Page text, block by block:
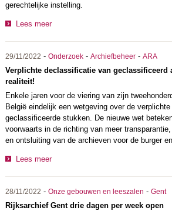
gerechtelijke instelling.
Lees meer
29/11/2022 - Onderzoek- Archiefbeheer- ARA
Verplichte declassificatie van geclassificeerd
realiteit!
Enkele jaren voor de viering van zijn
België eindelijk een wetgeving over de
geclassificeerde stukken. De nieuwe wet
voorwaarts in de richting van meer
en ontsluiting van de archieven voor de burger
Lees meer
28/11/2022 - Onze gebouwen en leeszalen - Gent
Rijksarchief Gent drie dagen per week open